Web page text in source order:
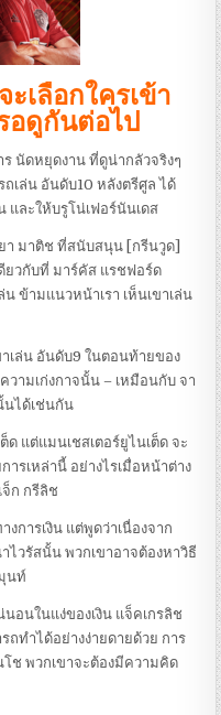
เลือกใครเข้า
อดูกันต่อไป
นัดหยุดงาน ที่ดูน่ากลัวจริงๆ
เล่น อันดับ10 หลังตรีศูล ได้
และให้บรูโน่เฟอร์นันเดส
มาติช ที่สนับสนุน [กรีนวูด]
ยวกับที่ มาร์คัส แรชฟอร์ด
ข้ามแนวหน้าเรา เห็นเขาเล่น
เล่น อันดับ9 ในตอนท้ายของ
วามเก่งกาจนั้น – เหมือนกับ จา
นได้เช่นกัน
ด แต่แมนเชสเตอร์ยูไนเต็ด จะ
ารเหล่านี้ อย่างไรเมื่อหน้าต่าง
จ็ก กรีลิช
งการเงิน แต่พูดว่าเนื่องจาก
ไวรัสนั้น พวกเขาอาจต้องหาวิธี
นท์
อนในแง่ของเงิน แจ็คเกรลิช
ถทำได้อย่างง่ายดายด้วย การ
โช พวกเขาจะต้องมีความคิด